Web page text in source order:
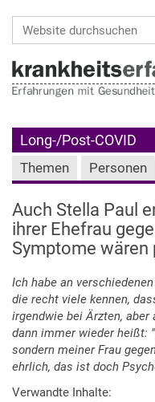
Long-/Post-COVID
Themen Personen
Auch Stella Paul
ihrer Ehefrau
Symptome
Ich habe an
die recht viele kennen,
irgendwie bei Ärzten,
dann immer wieder heißt:
sondern meiner Frau
ehrlich, das ist doch
Verwandte Inhalte